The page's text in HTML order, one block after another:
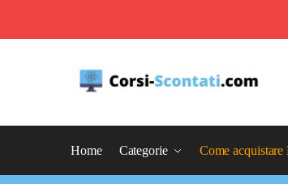
Home Categorie Come